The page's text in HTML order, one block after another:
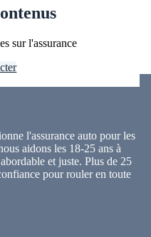
sur l'assurance
l'assurance auto pour les
aidons les 18-25 ans à
et juste. Plus de 25
pour rouler en toute